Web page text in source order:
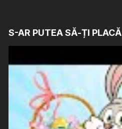
S-AR PUTEA SĂ-ȚI PLACĂ